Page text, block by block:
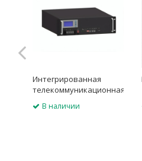
Интегрированная
телекоммуникационная
В наличии